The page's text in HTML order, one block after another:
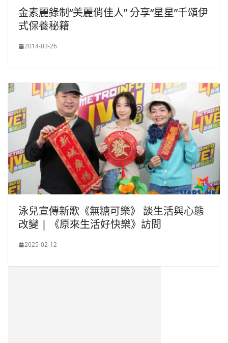
金素麗錄制“美麗俏佳人” 分享“星星”千頌伊
式保養秘籍
2014-03-26
泳兒宣傳新歌《無糖可樂》 談生活與心態
改變 | 《原來生活好快樂》訪問
2025-02-12